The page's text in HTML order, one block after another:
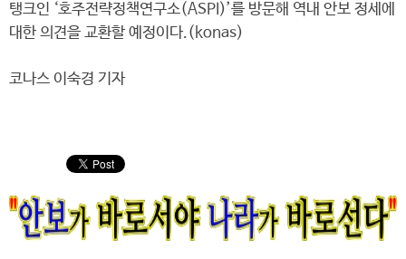
탱크인 ‘호주전략정책연구소(ASPI)’를 방문해 역내 안보 정세에
대한 의견을 교환할 예정이다.(konas)
코나스 이숙경 기자